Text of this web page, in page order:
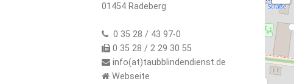
01454 Radeberg
0 35 28 / 43 97-0
0 35 28 / 2 29 30 55
info(at)taubblindendienst.de
Webseite